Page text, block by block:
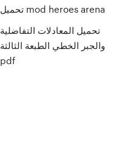
تحميل mod heroes arena
تحميل المعادلات التفاضلية
والجبر الخطي الطبعة الثالثة
pdf